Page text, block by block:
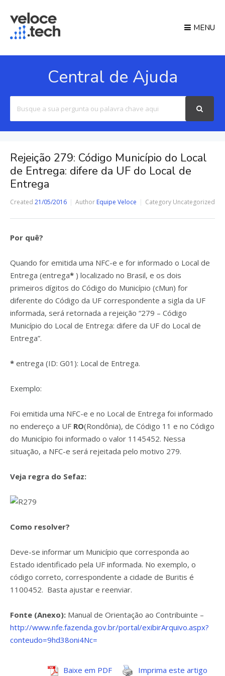
MENU
Central de Ajuda
For
Rejeição 279: Código Município do Local
de Entrega: difere da UF do Local de
Entrega
Created 21/05/2016 Author Equipe Veloce Category Uncategorized
Por quê?
Quando for emitida uma NFC-e e for informado o Local de
Entrega (entrega* ) localizado no Brasil, e os dois
primeiros dígitos do Código do Município (cMun) for
diferente do Código da UF correspondente a sigla da UF
informada, será retornada a rejeição “279 – Código
Município do Local de Entrega: difere da UF do Local de
Entrega”.
* entrega (ID: G01): Local de Entrega.
Exemplo:
Foi emitida uma NFC-e e no Local de Entrega foi informado
no endereço a UF RO(Rondônia), de Código 11 e no Código
do Município foi informado o valor 1145452. Nessa
situação, a NFC-e será rejeitada pelo motivo 279.
Veja regra do Sefaz:
Como resolver?
Deve-se informar um Município que corresponda ao
Estado identificado pela UF informada. No exemplo, o
código correto, correspondente a cidade de Buritis é
1100452. Basta ajustar e reenviar.
Fonte (Anexo): Manual de Orientação ao Contribuinte –
http://www.nfe.fazenda.gov.br/portal/exibirArquivo.aspx?
conteudo=9hd38oni4Nc=
Baixe em PDF Imprima este artigo